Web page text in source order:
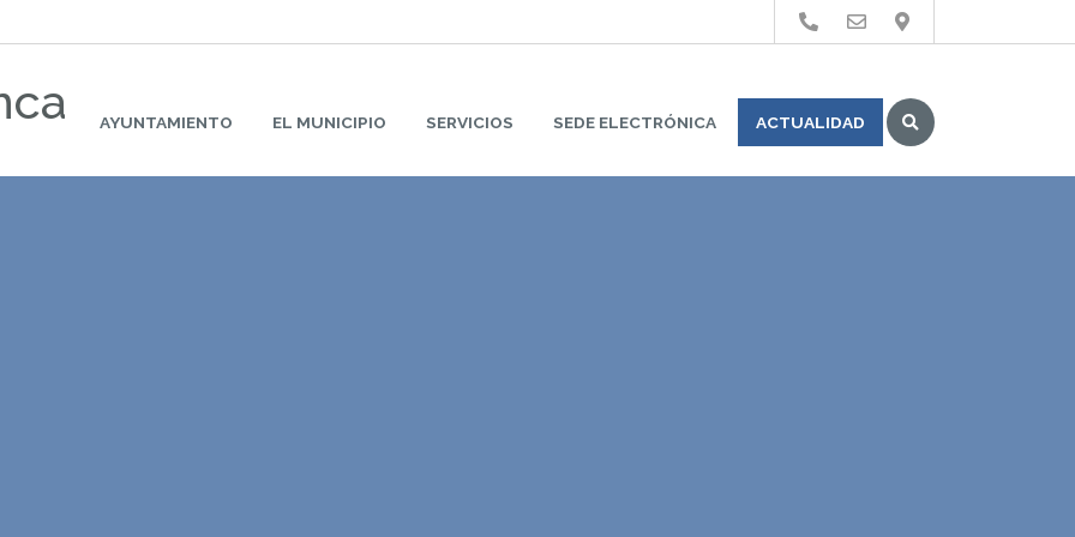
AYUNTAMIENTO EL MUNICIPIO SERVICIOS SEDE ELECTRÓNICA ACTUALIDAD
Buscar